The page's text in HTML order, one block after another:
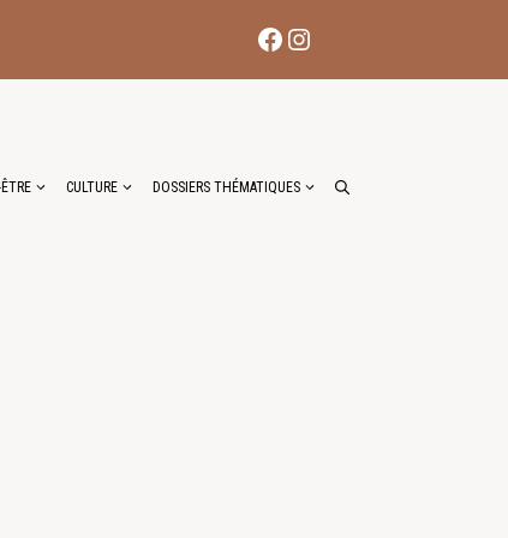
Facebook
Instagram
CULTURE DOSSIERS THÉMATIQUES